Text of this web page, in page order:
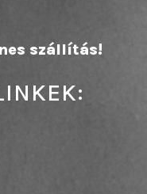
szállítás!